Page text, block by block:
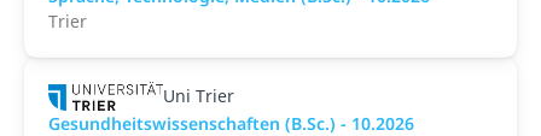
Trier
Uni Trier
Gesundheitswissenschaften (B.Sc.) - 10.2026